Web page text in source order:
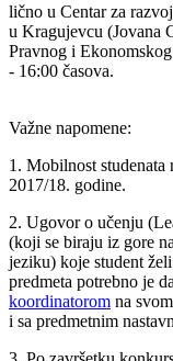
lično u Centar za
u Kragujevcu (Jovana
Pravnog i
- 16:00 časova.
Važne napomene:
1. Mobilnost studenata
2017/18. godine.
2. Ugovor o učenju
(koji se biraju iz gore
jeziku) koje student
predmeta potrebno je
koordinatorom na
i sa predmetnim